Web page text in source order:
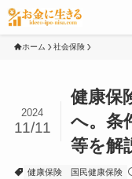
ホーム 社会保険
健康保
へ。条
等を解
2024
11/11
健康保険 国民健康保険